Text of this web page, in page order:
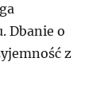
Dbanie o
z